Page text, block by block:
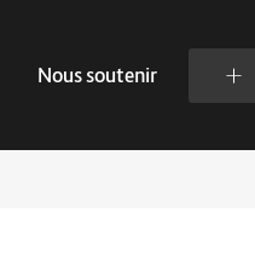
Nous soutenir